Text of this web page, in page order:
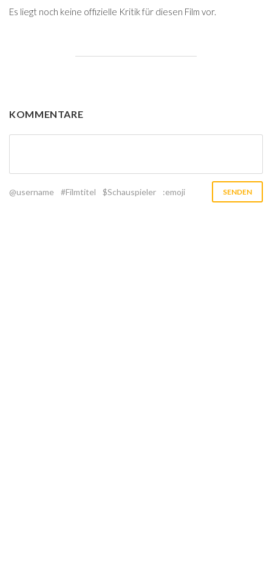
Es liegt noch keine offizielle Kritik für diesen Film vor.
KOMMENTARE
@username #Filmtitel $Schauspieler :emoji